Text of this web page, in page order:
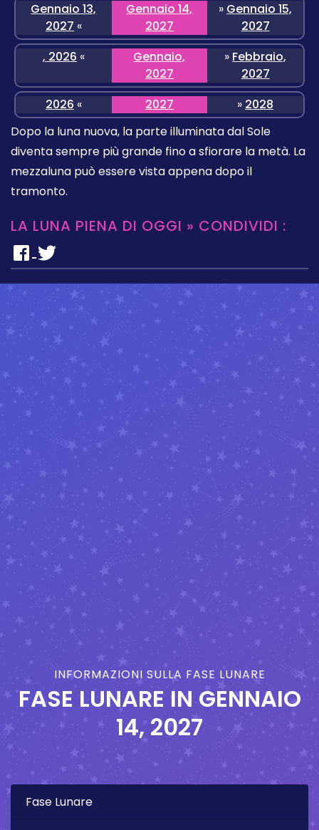
Gennaio 13,
2027 «
Gennaio 14,
2027
» Gennaio 15,
2027
, 2026 «
Gennaio,
2027
» Febbraio,
2027
2026 « 2027 » 2028
Dopo la luna nuova, la parte illuminata dal Sole
diventa sempre più grande fino a sfiorare la metà. La
mezzaluna può essere vista appena dopo il
tramonto.
LA LUNA PIENA DI OGGI » CONDIVIDI :
INFORMAZIONI SULLA FASE LUNARE
FASE LUNARE IN GENNAIO
14, 2027
Fase Lunare